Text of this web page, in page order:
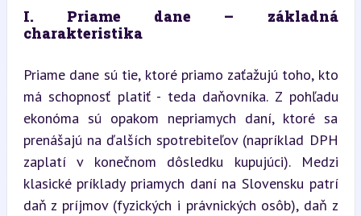
I. Priame dane – základná
charakteristika
Priame dane sú tie, ktoré priamo zaťažujú toho, kto
má schopnosť platiť - teda daňovníka. Z pohľadu
ekonóma sú opakom nepriamych daní, ktoré sa
prenášajú na ďalších spotrebiteľov (napríklad DPH
zaplatí v konečnom dôsledku kupujúci). Medzi
klasické príklady priamych daní na Slovensku patrí
daň z príjmov (fyzických i právnických osôb), daň z